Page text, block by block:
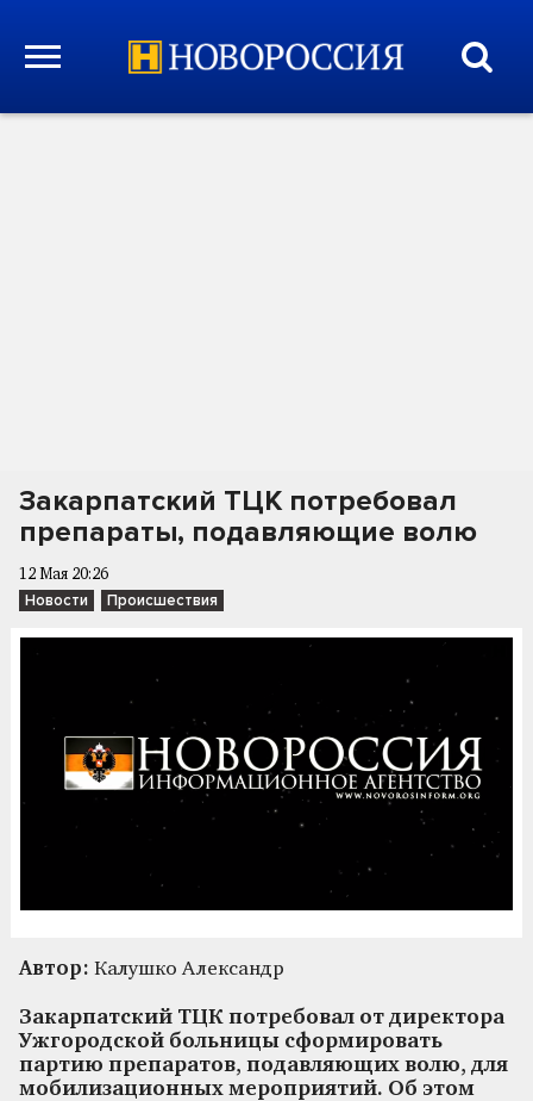
Закарпатский ТЦК потребовал
препараты, подавляющие волю
12 Мая 20:26
Новости Происшествия
Автор: Калушко Александр
Закарпатский ТЦК потребовал от директора
Ужгородской больницы сформировать
партию препаратов, подавляющих волю, для
мобилизационных мероприятий. Об этом